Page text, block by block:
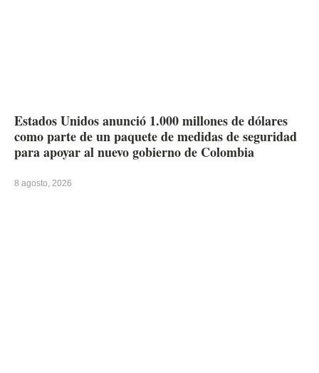
Estados Unidos anunció 1.000 millones de dólares
como parte de un paquete de medidas de seguridad
para apoyar al nuevo gobierno de Colombia
8 agosto, 2026